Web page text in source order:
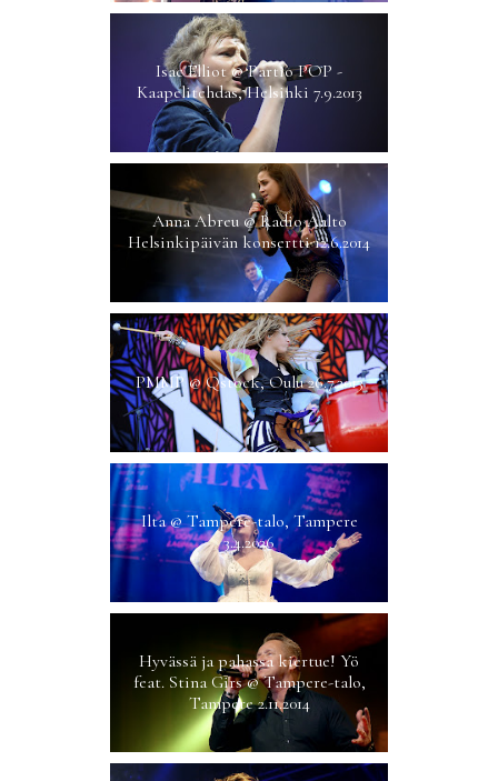
Isac Elliot @ Partio POP -
Kaapelitehdas, Helsinki 7.9.2013
Anna Abreu @ Radio Aalto
Helsinkipäivän konsertti 12.6.2014
PMMP @ Qstock, Oulu 26.7.2013
Ilta @ Tampere-talo, Tampere
3.4.2026
Hyvässä ja pahassa kiertue! Yö
feat. Stina Girs @ Tampere-talo,
Tampere 2.11.2014